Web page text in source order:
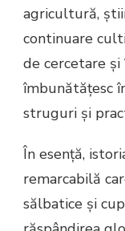
agricultură,
continuare
de cercetare și
îmbunătățesc
struguri și
În esență,
remarcabilă
sălbatice și